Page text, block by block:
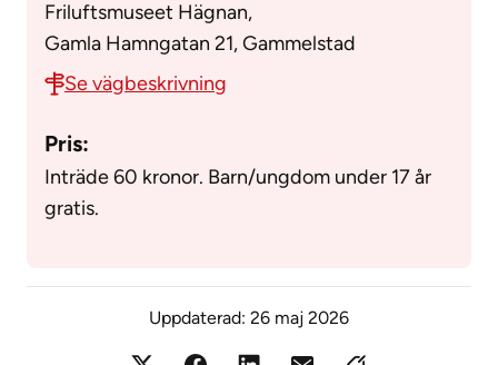
Friluftsmuseet Hägnan,
Gamla Hamngatan 21, Gammelstad
Se vägbeskrivning
Pris:
Inträde 60 kronor. Barn/ungdom under 17 år
gratis.
Uppdaterad: 26 maj 2026